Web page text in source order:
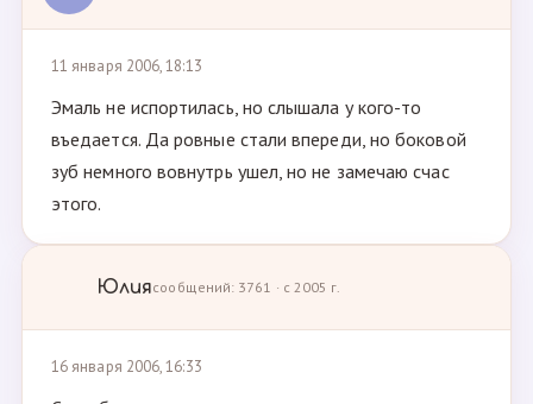
11 января 2006, 18:13
Эмаль не испортилась, но слышала у кого-то
въедается. Да ровные стали впереди, но боковой
зуб немного вовнутрь ушел, но не замечаю счас
этого.
Юлиясообщений: 3761 · с 2005 г.
16 января 2006, 16:33